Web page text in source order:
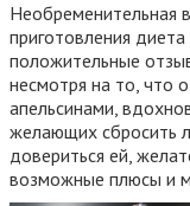
Необременительная
приготовления
положительные
несмотря на то, что
апельсинами,
желающих сбросить
довериться ей,
возможные плюсы и